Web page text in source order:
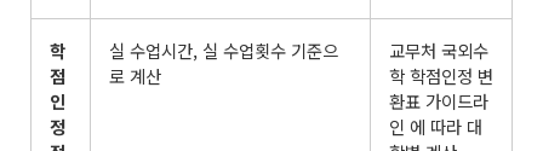
학
점
인
정
실 수업시간, 실 수업횟수 기준으
로 계산
교무처 국외수
학 학점인정 변
환표 가이드라
인 에 따라 대